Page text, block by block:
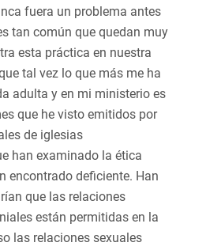
fuera un problema antes
tan común que quedan muy
esta práctica en nuestra
tal vez lo que más me ha
adulta y en mi ministerio es
que he visto emitidos por
de iglesias
han examinado la ética
encontrado deficiente. Han
que las relaciones
están permitidas en la
las relaciones sexuales